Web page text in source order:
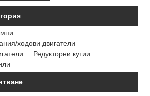
ходови двигатели
Редукторни кутии